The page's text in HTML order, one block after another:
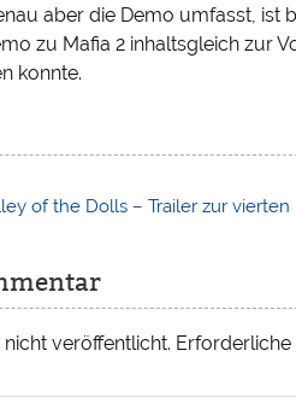
aber die Demo umfasst, ist
zu Mafia 2 inhaltsgleich zur
konnte.
of the Dolls – Trailer zur vierten
veröffentlicht.